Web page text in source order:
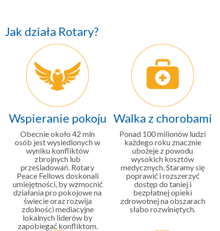
Jak działa Rotary?
Wspieranie pokoju
Obecnie około 42 mln
osób jest wysiedlonych w
wyniku konfliktów
zbrojnych lub
prześladowań. Rotary
Peace Fellows doskonali
umiejętności, by wzmocnić
działania pro pokojowe na
świecie oraz rozwija
zdolności mediacyjne
lokalnych liderów by
zapobiegać konfliktom.
Walka z chorobami
Ponad 100 milionów ludzi
każdego roku znacznie
ubożeje z powodu
wysokich kosztów
medycznych. Staramy się
poprawić i rozszerzyć
dostęp do taniej i
bezpłatnej opieki
zdrowotnej na obszarach
słabo rozwiniętych.